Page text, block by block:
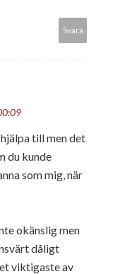
Svara
till men det
du kunde
som mig, när
okänslig men
dåligt
viktigaste av